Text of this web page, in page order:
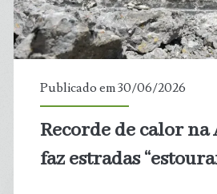
Publicado em 30/06/2026
Recorde de calor
faz estradas